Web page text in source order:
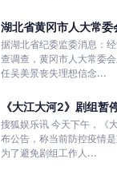
湖北省黄冈市人大常委
据湖北省纪委监委消息：
查调查，黄冈市人大常委
任吴美景丧失理想信念...
《大江大河2》剧组暂
搜狐娱乐讯 今天下午，《
布公告，称当前防控疫情
为了避免剧组工作人...